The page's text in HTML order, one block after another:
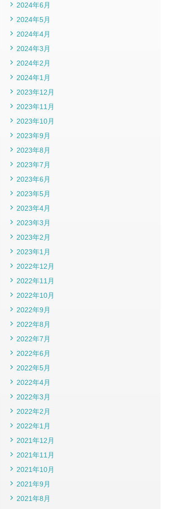
2024年6月
2024年5月
2024年4月
2024年3月
2024年2月
2024年1月
2023年12月
2023年11月
2023年10月
2023年9月
2023年8月
2023年7月
2023年6月
2023年5月
2023年4月
2023年3月
2023年2月
2023年1月
2022年12月
2022年11月
2022年10月
2022年9月
2022年8月
2022年7月
2022年6月
2022年5月
2022年4月
2022年3月
2022年2月
2022年1月
2021年12月
2021年11月
2021年10月
2021年9月
2021年8月